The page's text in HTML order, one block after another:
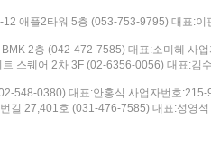
애플2타워 5층 (053-753-9795) 대표:
2층 (042-472-7585) 대표:소미혜 사
스퀘어 2차 3F (02-6356-0056) 대표:김
548-0380) 대표:안홍식 사업자번호
길 27,401호 (031-476-7585) 대표:성영